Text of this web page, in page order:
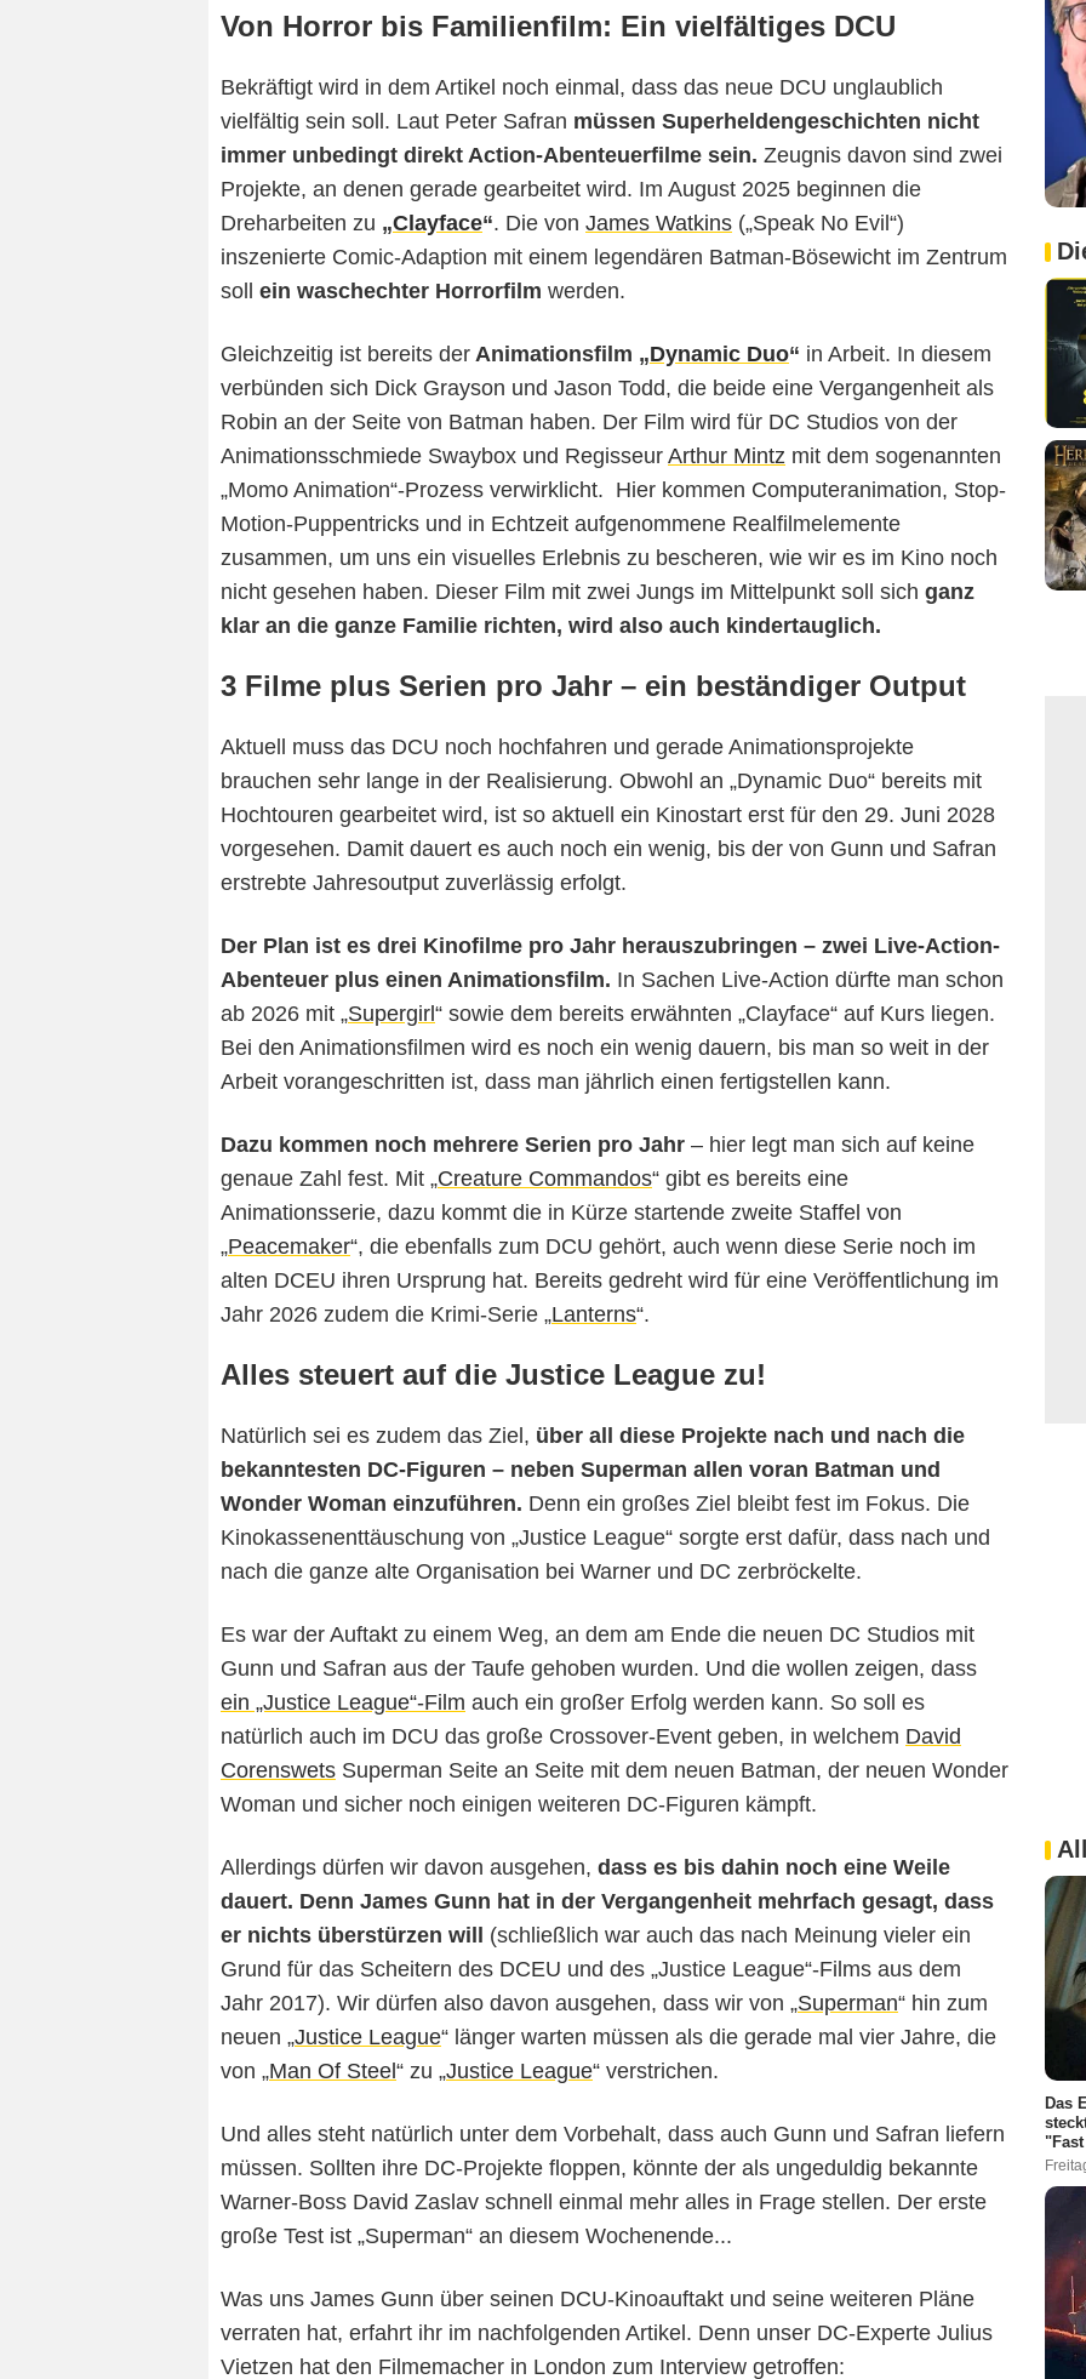
Von Horror bis Familienfilm: Ein vielfältiges DCU
Bekräftigt wird in dem Artikel noch einmal, dass das neue DCU unglaublich
vielfältig sein soll. Laut Peter Safran müssen Superheldengeschichten nicht
immer unbedingt direkt Action-Abenteuerfilme sein. Zeugnis davon sind zwei
Projekte, an denen gerade gearbeitet wird. Im August 2025 beginnen die
Dreharbeiten zu „Clayface“. Die von James Watkins („Speak No Evil“)
inszenierte Comic-Adaption mit einem legendären Batman-Bösewicht im Zentrum
soll ein waschechter Horrorfilm werden.
Gleichzeitig ist bereits der Animationsfilm „Dynamic Duo“ in Arbeit. In diesem
verbünden sich Dick Grayson und Jason Todd, die beide eine Vergangenheit als
Robin an der Seite von Batman haben. Der Film wird für DC Studios von der
Animationsschmiede Swaybox und Regisseur Arthur Mintz mit dem sogenannten
„Momo Animation“-Prozess verwirklicht. Hier kommen Computeranimation, Stop-
Motion-Puppentricks und in Echtzeit aufgenommene Realfilmelemente
zusammen, um uns ein visuelles Erlebnis zu bescheren, wie wir es im Kino noch
nicht gesehen haben. Dieser Film mit zwei Jungs im Mittelpunkt soll sich ganz
klar an die ganze Familie richten, wird also auch kindertauglich.
3 Filme plus Serien pro Jahr – ein beständiger Output
Aktuell muss das DCU noch hochfahren und gerade Animationsprojekte
brauchen sehr lange in der Realisierung. Obwohl an „Dynamic Duo“ bereits mit
Hochtouren gearbeitet wird, ist so aktuell ein Kinostart erst für den 29. Juni 2028
vorgesehen. Damit dauert es auch noch ein wenig, bis der von Gunn und Safran
erstrebte Jahresoutput zuverlässig erfolgt.
Der Plan ist es drei Kinofilme pro Jahr herauszubringen – zwei Live-Action-
Abenteuer plus einen Animationsfilm. In Sachen Live-Action dürfte man schon
ab 2026 mit „Supergirl “ sowie dem bereits erwähnten „Clayface“ auf Kurs liegen.
Bei den Animationsfilmen wird es noch ein wenig dauern, bis man so weit in der
Arbeit vorangeschritten ist, dass man jährlich einen fertigstellen kann.
Dazu kommen noch mehrere Serien pro Jahr – hier legt man sich auf keine
genaue Zahl fest. Mit „Creature Commandos“ gibt es bereits eine
Animationsserie, dazu kommt die in Kürze startende zweite Staffel von
„Peacemaker“, die ebenfalls zum DCU gehört, auch wenn diese Serie noch im
alten DCEU ihren Ursprung hat. Bereits gedreht wird für eine Veröffentlichung im
Jahr 2026 zudem die Krimi-Serie „Lanterns“.
Alles steuert auf die Justice League zu!
Natürlich sei es zudem das Ziel, über all diese Projekte nach und nach die
bekanntesten DC-Figuren – neben Superman allen voran Batman und
Wonder Woman einzuführen. Denn ein großes Ziel bleibt fest im Fokus. Die
Kinokassenenttäuschung von „Justice League“ sorgte erst dafür, dass nach und
nach die ganze alte Organisation bei Warner und DC zerbröckelte.
Es war der Auftakt zu einem Weg, an dem am Ende die neuen DC Studios mit
Gunn und Safran aus der Taufe gehoben wurden. Und die wollen zeigen, dass
ein „Justice League“-Film auch ein großer Erfolg werden kann. So soll es
natürlich auch im DCU das große Crossover-Event geben, in welchem David
Corenswets Superman Seite an Seite mit dem neuen Batman, der neuen Wonder
Woman und sicher noch einigen weiteren DC-Figuren kämpft.
Allerdings dürfen wir davon ausgehen, dass es bis dahin noch eine Weile
dauert. Denn James Gunn hat in der Vergangenheit mehrfach gesagt, dass
er nichts überstürzen will
(schließlich war auch das nach Meinung vieler ein
Grund für das Scheitern des DCEU und des „Justice League“-Films aus dem
Jahr 2017). Wir dürfen also davon ausgehen, dass wir von „Superman“ hin zum
neuen „Justice League“ länger warten müssen als die gerade mal vier Jahre, die
von „Man Of Steel “ zu „Justice League“ verstrichen.
Und alles steht natürlich unter dem Vorbehalt, dass auch Gunn und Safran liefern
müssen. Sollten ihre DC-Projekte floppen, könnte der als ungeduldig bekannte
Warner-Boss David Zaslav schnell einmal mehr alles in Frage stellen. Der erste
große Test ist „Superman“ an diesem Wochenende...
Was uns James Gunn über seinen DCU-Kinoauftakt und seine weiteren Pläne
verraten hat, erfahrt ihr im nachfolgenden Artikel. Denn unser DC-Experte Julius
Vietzen hat den Filmemacher in London zum Interview getroffen:
Das